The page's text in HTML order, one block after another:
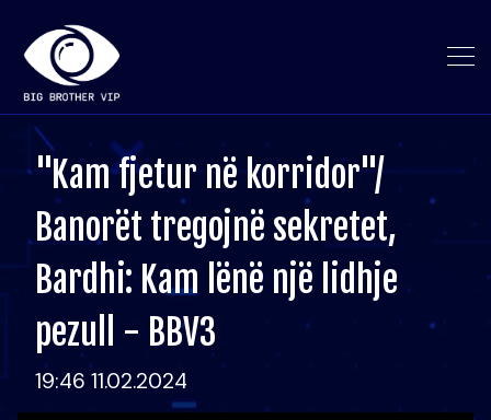
"Kam fjetur në korridor"/
Banorët tregojnë sekretet,
Bardhi: Kam lënë një lidhje
pezull - BBV3
19:46 11.02.2024